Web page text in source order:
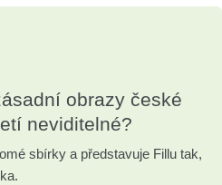
obrazy české
neviditelné?
sbírky a představuje Fillu tak,